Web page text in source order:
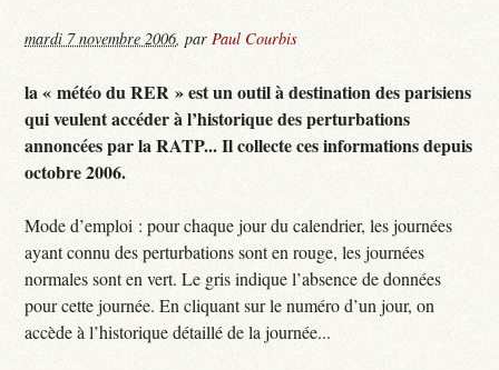
mardi 7 novembre 2006,parPaul Courbis
la « météo du RER » est un outil à destination des parisiens
qui veulent accéder à l’historique des perturbations
annoncées par la RATP... Il collecte ces informations depuis
octobre 2006.
Mode d’emploi : pour chaque jour du calendrier, les journées
ayant connu des perturbations sont en rouge, les journées
normales sont en vert. Le gris indique l’absence de données
pour cette journée. En cliquant sur le numéro d’un jour, on
accède à l’historique détaillé de la journée...